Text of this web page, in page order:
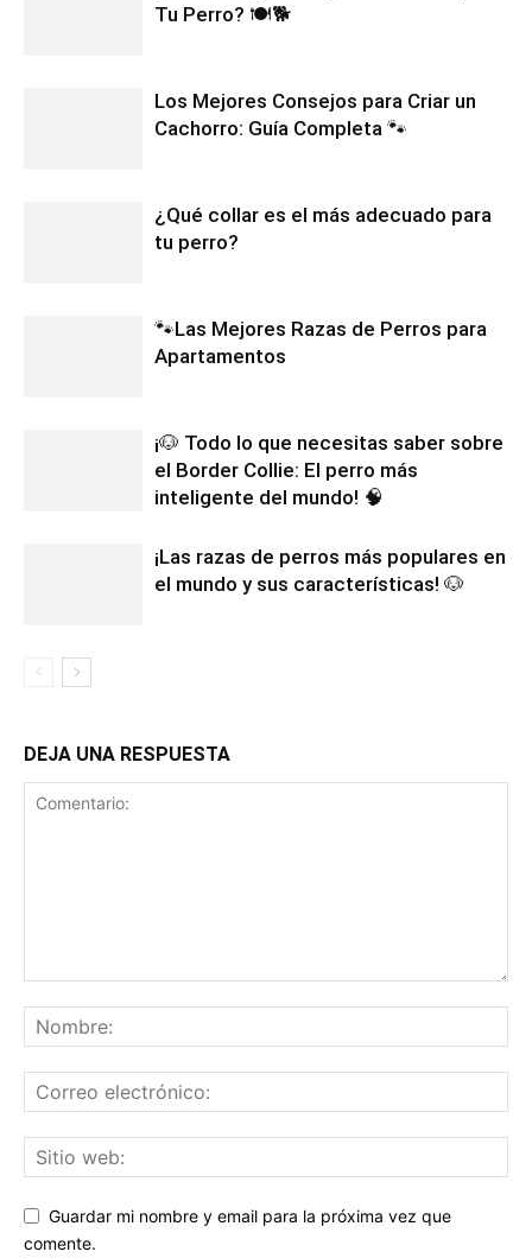
Tu Perro? 🍽️🐕
Los Mejores Consejos para Criar un
Cachorro: Guía Completa 🐾
¿Qué collar es el más adecuado para
tu perro?
🐾Las Mejores Razas de Perros para
Apartamentos
¡🐶 Todo lo que necesitas saber sobre
el Border Collie: El perro más
inteligente del mundo! 🧠
¡Las razas de perros más populares en
el mundo y sus características! 🐶
DEJA UNA RESPUESTA
Guardar mi nombre y email para la próxima vez que
comente.